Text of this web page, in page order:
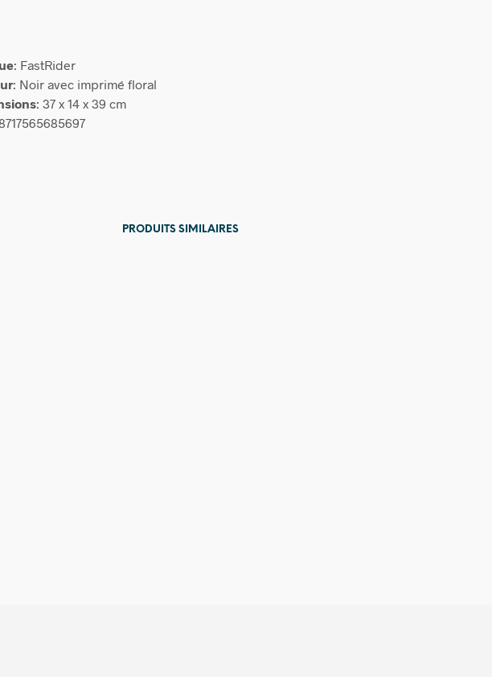
: FastRider
: Noir avec imprimé floral
: 37 x 14 x 39 cm
PRODUITS SIMILAIRES